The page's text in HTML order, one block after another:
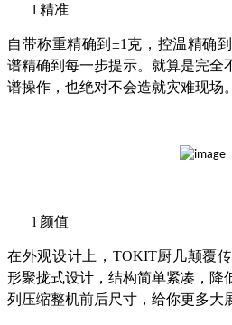
l 精准
自带称重精确到±1克，控温精确
谱精确到每一步提示。就算是完全
谱操作，也绝对不会造就灾难现场。
l 颜值
在外观设计上，TOKIT厨几颠覆
形聚拢式设计，结构简单紧凑，降
列压缩整机前后尺寸，给你更多大